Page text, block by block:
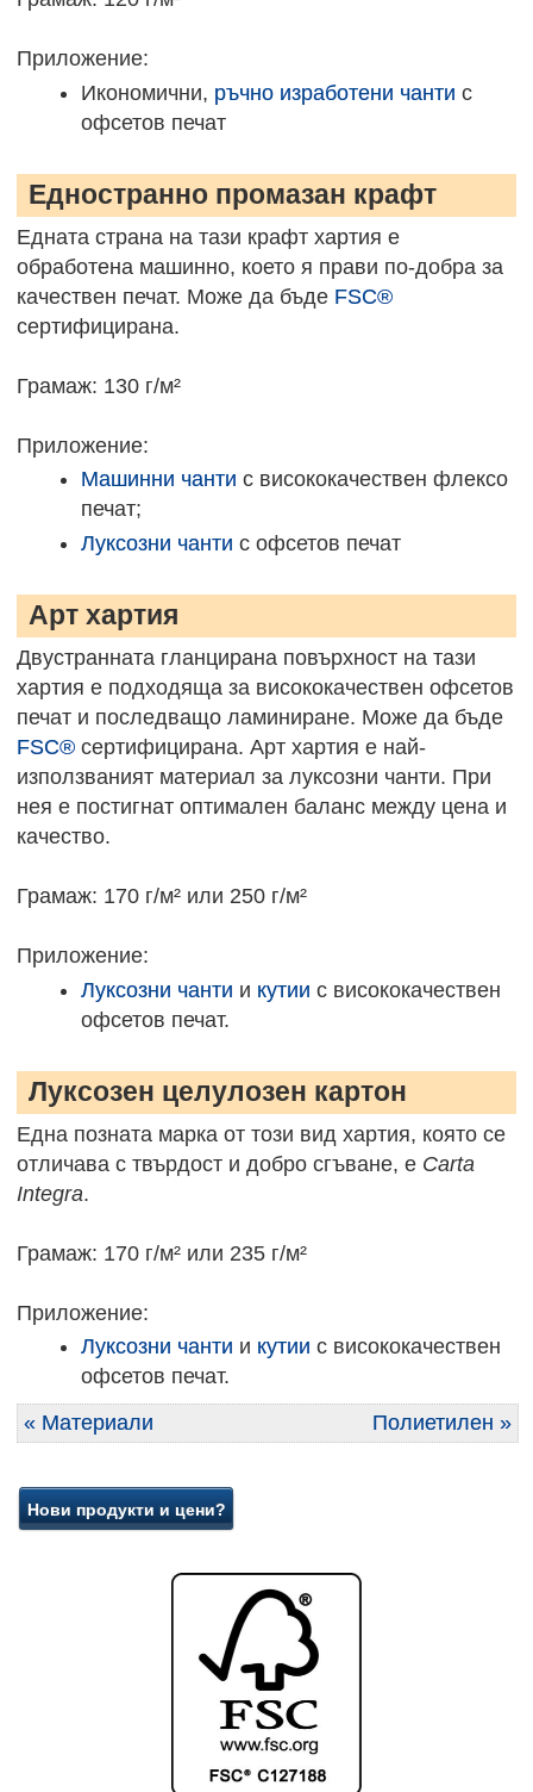
Приложение:
Икономични, ръчно изработени чанти с
офсетов печат
Едностранно промазан крафт
Едната страна на тази крафт хартия е
обработена машинно, което я прави по-добра за
качествен печат. Може да бъде FSC®
сертифицирана.
Грамаж: 130 г/м²
Приложение:
Машинни чанти с висококачествен флексо
печат;
Луксозни чанти с офсетов печат
Арт хартия
Двустранната гланцирана повърхност на тази
хартия е подходяща за висококачествен офсетов
печат и последващо ламиниране. Може да бъде
FSC®сертифицирана. Арт хартия е най-
използваният материал за луксозни чанти. При
нея е постигнат оптимален баланс между цена и
качество.
Грамаж: 170 г/м² или 250 г/м²
Приложение:
Луксозни чанти и кутии с висококачествен
офсетов печат.
Луксозен целулозен картон
Една позната марка от този вид хартия, която се
отличава с твърдост и добро сгъване, е Carta
Integra.
Грамаж: 170 г/м² или 235 г/м²
Приложение:
Луксозни чанти и кутии с висококачествен
офсетов печат.
« Материали
Полиетилен »